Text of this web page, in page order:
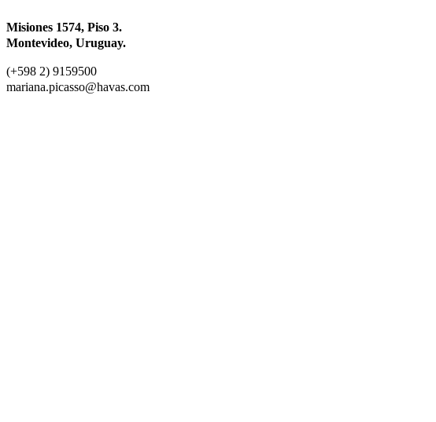
Misiones 1574, Piso 3.
Montevideo, Uruguay.
(+598 2) 9159500
mariana.picasso@havas.com